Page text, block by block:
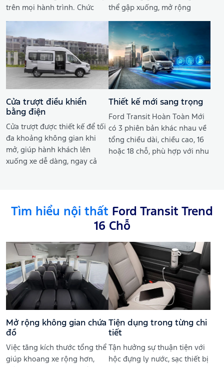
trên mọi hành trình. Chức
bận tâm khi lái dưới điều kiện
ánh sáng yếu.
thể gập xuống, mở rộng
khoang hành lý thiết kế chia
đôi và mở ra hai bên giúp
quá trình xếp hay dỡ hành lý
thuận tiện dù ở nơi chật hẹp.
Cửa trượt điều khiển
bằng điện
Cửa trượt được thiết kế để tối
đa khoảng không gian khi
mở, giúp hành khách lên
xuống xe dễ dàng, ngay cả
khoang hành khách nhằm
tăng sự thuận tiện khi sử
Thiết kế mới sang trọng
Ford Transit Hoàn Toàn Mới
có 3 phiên bản khác nhau về
tổng chiều dài, chiều cao, 16
hoặc 18 chỗ, phù hợp với nhu
Tìm hiểu nội thất Ford Transit Trend
16 Chỗ
Mở rộng không gian chứa
đồ
Việc tăng kích thước tổng thể
giúp khoang xe rộng hơn,
Tiện dụng trong từng chi
tiết
Tận hưởng sự thuận tiện với
hộc đựng ly nước, sạc thiết bị